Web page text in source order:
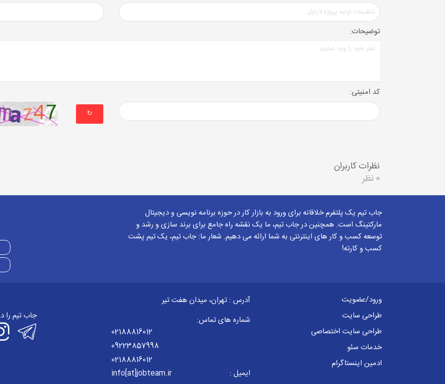
توضیحات:
کد امنیتی:
↻
نظرات کاربران
0 نظر
جاب تیم یک پلتفرم خلاقانه برای ورود به بازار کار در حوزه برنامه نویسی و دیجیتال
مارکتینگ است. همچنین در جاب تیم، ما یک نقشه راه جامع برای برند سازی و رشد و
توسعه کسب و کار های اینترنتی به شما ارائه می دهیم. شعار ما: جاب تیم، یک تیم پشت
کسب و کارته!
ورود/عضویت
طراحی سایت
طراحی سایت اختصاصی
خدمات سئو
ادمین اینستاگرام
آدرس : تهران، میدان هفت تیر
شماره های تماس:
02188816012
09223857998
02188816012
ایمیل :
info[at]jobteam.ir
جاب تیم را